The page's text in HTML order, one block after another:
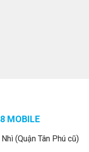
MOBILE
(Quận Tân Phú cũ)